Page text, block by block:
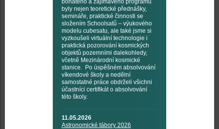
bohatého a zajímavého programu
byly nejen teoretické přednášky,
semináře, praktické činnosti se
složením Schoolsatů – výukového
modelu cubesatu, ale také jsme si
vyzkoušeli virtuální technologie i
praktická pozorování kosmických
objektů pozemními dalekohledy,
včetně Mezinárodní kosmické
stanice. Po úspěšném absolvování
víkendové školy a nedělní
samostatné práce obdrželi všichni
účastníci certifikát o absolvování
této školy.
11.05.2026
Astronomické tábory 2026